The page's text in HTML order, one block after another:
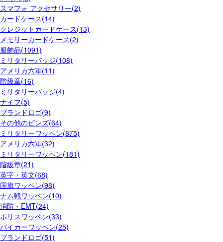
スマフォ アクセサリー(2)
カードケース(14)
クレジットカードケース(13)
メモリーカードケース(2)
服飾品(1091)
ミリタリーバッジ(108)
アメリカ六軍(11)
階級章(16)
ミリタリーバッジ(4)
ナイフ(5)
ブランドロゴ(9)
その他のピンズ(64)
ミリタリーワッペン(875)
アメリカ六軍(32)
ミリタリーワッペン(181)
階級章(21)
英字・英文(68)
国旗ワッペン(98)
ナム戦ワッペン(10)
消防・EMT(24)
ポリスワッペン(33)
バイカーワッペン(25)
ブランドロゴ(51)